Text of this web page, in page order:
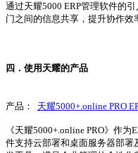
通过天耀5000 ERP管理软件的
门之间的信息共享，提升协作效
四．使用天耀的产品
产品： 天耀5000+.online PRO
《天耀5000+.online PRO》作
件支持云部署和桌面服务器部署